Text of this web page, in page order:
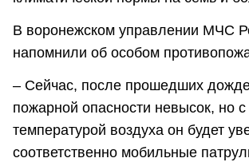
В воронежском управлении МЧС
напомнили об особом
– Сейчас, после прошедших
пожарной опасности невысок, но с
температурой воздуха он будет
соответственно мобильные